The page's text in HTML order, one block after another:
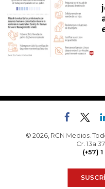
© 2026, RCN Medios.
Cr. 13a
(+57)